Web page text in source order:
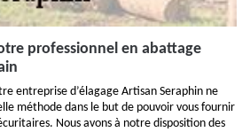
professionnel en abattage
entreprise d’élagage Artisan Seraphin ne
méthode dans le but de pouvoir vous fournir
Nous avons à notre disposition des